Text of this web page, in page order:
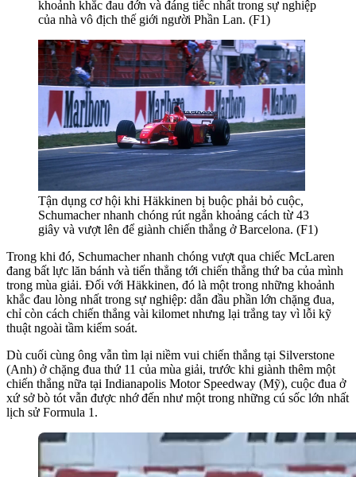
khoảnh khắc đau đớn và đáng tiếc nhất trong sự nghiệp
của nhà vô địch thế giới người Phần Lan. (F1)
Tận dụng cơ hội khi Häkkinen bị buộc phải bỏ cuộc,
Schumacher nhanh chóng rút ngắn khoảng cách từ 43
giây và vượt lên để giành chiến thắng ở Barcelona. (F1)
Trong khi đó, Schumacher nhanh chóng vượt qua chiếc McLaren
đang bất lực lăn bánh và tiến thẳng tới chiến thắng thứ ba của mình
trong mùa giải. Đối với Häkkinen, đó là một trong những khoảnh
khắc đau lòng nhất trong sự nghiệp: dẫn đầu phần lớn chặng đua,
chỉ còn cách chiến thắng vài kilomet nhưng lại trắng tay vì lỗi kỹ
thuật ngoài tầm kiểm soát.
Dù cuối cùng ông vẫn tìm lại niềm vui chiến thắng tại Silverstone
(Anh) ở chặng đua thứ 11 của mùa giải, trước khi giành thêm một
chiến thắng nữa tại Indianapolis Motor Speedway (Mỹ), cuộc đua ở
xứ sở bò tót vẫn được nhớ đến như một trong những cú sốc lớn nhất
lịch sử Formula 1.